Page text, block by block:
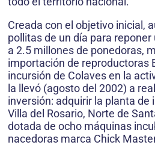
Creada con el objetivo inicial,
pollitas de un día para
a 2.5 millones de ponedoras,
importación de reproductoras
incursión de Colaves en la
la llevó (agosto del 2002) a
inversión: adquirir la planta de
Villa del Rosario, Norte de
dotada de ocho máquinas
nacedoras marca Chick